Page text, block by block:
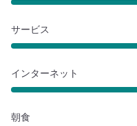
サービス
インターネット
朝食